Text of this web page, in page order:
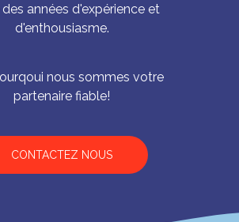
années d'expérience et
d'enthousiasme.
nous sommes votre
partenaire fiable!
CONTACTEZ NOUS